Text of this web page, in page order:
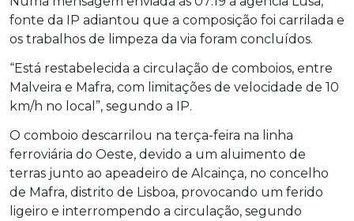
fonte da IP adiantou que a composição foi carrilada e
os trabalhos de limpeza da via foram concluídos.
“Está restabelecida a circulação de comboios, entre
Malveira e Mafra, com limitações de velocidade de 10
km/h no local”, segundo a IP.
O comboio descarrilou na terça-feira na linha
ferroviária do Oeste, devido a um aluimento de
terras junto ao apeadeiro de Alcainça, no concelho
de Mafra, distrito de Lisboa, provocando um ferido
ligeiro e interrompendo a circulação, segundo